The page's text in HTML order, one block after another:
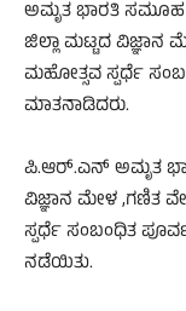
ಅಮೃತ ಭಾರತಿ ಸಮೂಹ
ಜಿಲ್ಲಾ ಮಟ್ಟದ ವಿಜ್ಞಾನ
ಮಹೋತ್ಸವ ಸ್ಪರ್ಧೆ
ಮಾತನಾಡಿದರು.
ಪಿ.ಆರ್.ಎನ್ ಅಮೃತ
ವಿಜ್ಞಾನ ಮೇಳ ,ಗಣಿತ
ಸ್ಪರ್ಧೆ ಸಂಬಂಧಿತ
ನಡೆಯಿತು.